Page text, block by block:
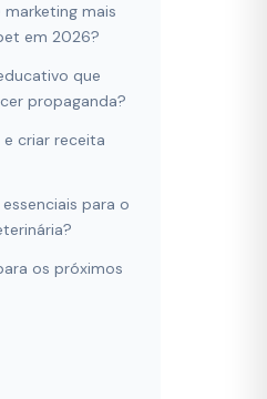
marketing mais
em 2026?
que
propaganda?
criar receita
para o
os próximos